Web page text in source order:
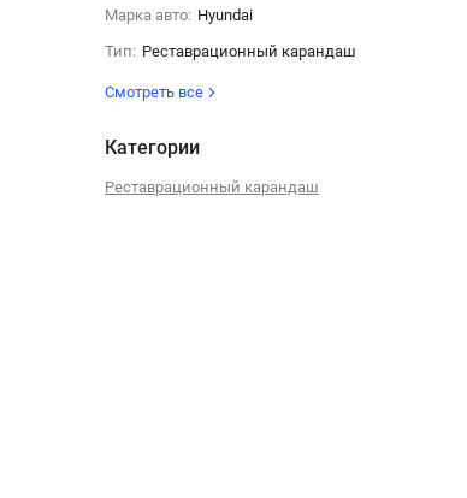
Марка авто: Hyundai
Тип: Реставрационный карандаш
Смотреть все
Категории
Реставрационный карандаш